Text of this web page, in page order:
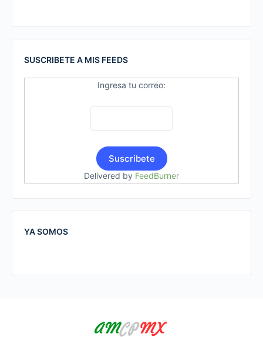
SUSCRIBETE A MIS FEEDS
Ingresa tu correo:
Delivered by FeedBurner
YA SOMOS